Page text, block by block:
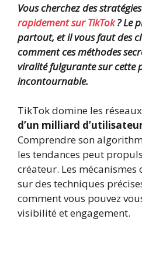
Vous cherchez des
rapidement sur TikTok? Le
partout, et il vous faut des
comment ces méthodes
viralité fulgurante sur cette
incontournable.
TikTok domine les
d’un milliard
Comprendre son
les tendances peut
créateur. Les
sur des techniques
comment vous pouvez
visibilité et engagement.